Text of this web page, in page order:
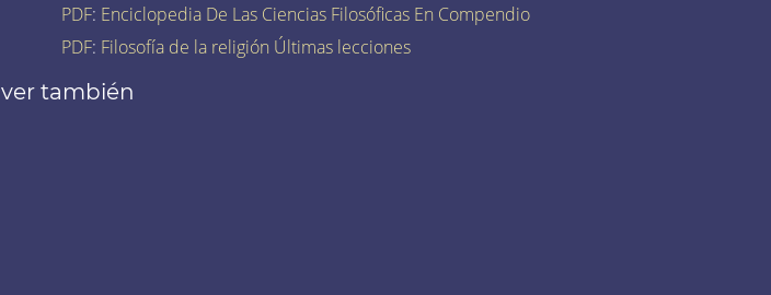
PDF: Enciclopedia De Las Ciencias Filosóficas En Compendio
PDF: Filosofía de la religión Últimas lecciones
ver también